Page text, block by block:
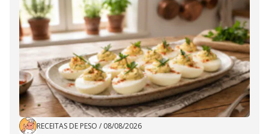
RECEITAS DE PESO / 08/08/2026